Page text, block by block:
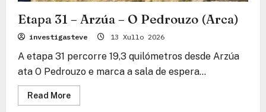
Etapa 31 – Arzúa – O Pedrouzo (Arca)
investigasteve 13 Xullo 2026
A etapa 31 percorre 19,3 quilómetros desde Arzúa
ata O Pedrouzo e marca a sala de espera...
Read MoreRead
more